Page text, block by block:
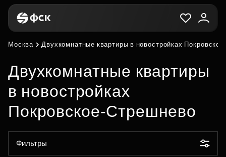
Москва Двухкомнатные квартиры в новостройках
Двухкомнатные квартиры
в новостройках
Покровское-Стрешнево
Фильтры